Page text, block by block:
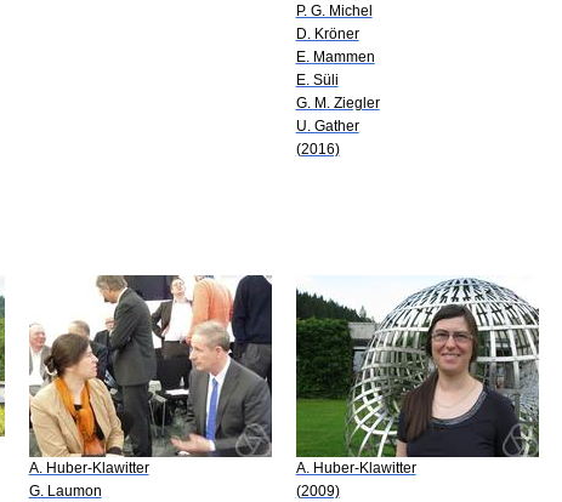
P. G. Michel
D. Kröner
E. Mammen
E. Süli
G. M. Ziegler
U. Gather
(2016)
A. Huber-Klawitter
G. Laumon
A. Huber-Klawitter
(2009)